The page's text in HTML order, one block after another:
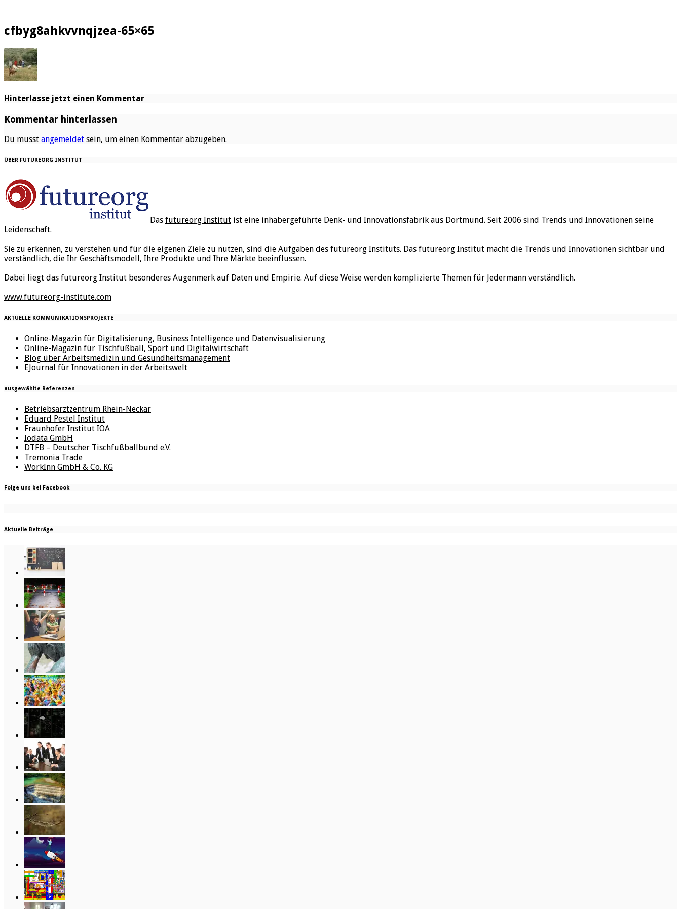
cfbyg8ahkvvnqjzea-65×65
Hinterlasse jetzt einen Kommentar
Kommentar hinterlassen
Du musst angemeldet sein, um einen Kommentar abzugeben.
ÜBER FUTUREORG INSTITUT
Das futureorg Institut ist eine inhabergeführte Denk- und Innovationsfabrik aus Dortmund. Seit 2006 sind Trends und Innovationen seine
Leidenschaft.
Sie zu erkennen, zu verstehen und für die eigenen Ziele zu nutzen, sind die Aufgaben des futureorg Instituts. Das futureorg Institut macht die Trends und Innovationen sichtbar und
verständlich, die Ihr Geschäftsmodell, Ihre Produkte und Ihre Märkte beeinflussen.
Dabei liegt das futureorg Institut besonderes Augenmerk auf Daten und Empirie. Auf diese Weise werden komplizierte Themen für Jedermann verständlich.
www.futureorg-institute.com
AKTUELLE KOMMUNIKATIONSPROJEKTE
Online-Magazin für Digitalisierung, Business Intelligence und Datenvisualisierung
Online-Magazin für Tischfußball, Sport und Digitalwirtschaft
Blog über Arbeitsmedizin und Gesundheitsmanagement
EJournal für Innovationen in der Arbeitswelt
ausgewählte Referenzen
Betriebsarztzentrum Rhein-Neckar
Eduard Pestel Institut
Fraunhofer Institut IOA
Iodata GmbH
DTFB – Deutscher Tischfußballbund e.V.
Tremonia Trade
WorkInn GmbH & Co. KG
Folge uns bei Facebook
Aktuelle Beiträge